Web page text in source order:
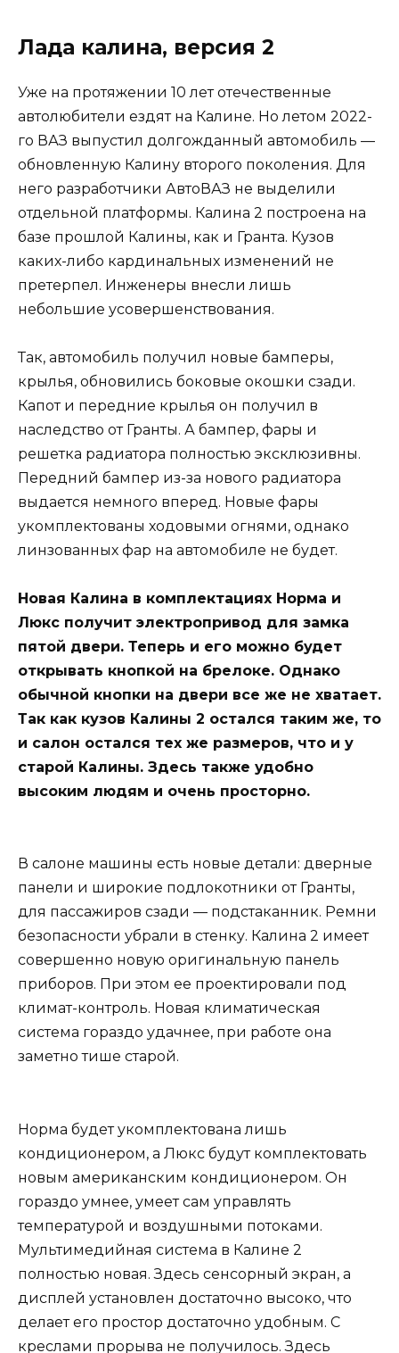
Лада калина, версия 2
Уже на протяжении 10 лет отечественные
автолюбители ездят на Калине. Но летом 2022-
го ВАЗ выпустил долгожданный автомобиль —
обновленную Калину второго поколения. Для
него разработчики АвтоВАЗ не выделили
отдельной платформы. Калина 2 построена на
базе прошлой Калины, как и Гранта. Кузов
каких-либо кардинальных изменений не
претерпел. Инженеры внесли лишь
небольшие усовершенствования.
Так, автомобиль получил новые бамперы,
крылья, обновились боковые окошки сзади.
Капот и передние крылья он получил в
наследство от Гранты. А бампер, фары и
решетка радиатора полностью эксклюзивны.
Передний бампер из-за нового радиатора
выдается немного вперед. Новые фары
укомплектованы ходовыми огнями, однако
линзованных фар на автомобиле не будет.
Новая Калина в комплектациях Норма и
Люкс получит электропривод для замка
пятой двери. Теперь и его можно будет
открывать кнопкой на брелоке. Однако
обычной кнопки на двери все же не хватает.
Так как кузов Калины 2 остался таким же, то
и салон остался тех же размеров, что и у
старой Калины. Здесь также удобно
высоким людям и очень просторно.
В салоне машины есть новые детали: дверные
панели и широкие подлокотники от Гранты,
для пассажиров сзади — подстаканник. Ремни
безопасности убрали в стенку. Калина 2 имеет
совершенно новую оригинальную панель
приборов. При этом ее проектировали под
климат-контроль. Новая климатическая
система гораздо удачнее, при работе она
заметно тише старой.
Норма будет укомплектована лишь
кондиционером, а Люкс будут комплектовать
новым американским кондиционером. Он
гораздо умнее, умеет сам управлять
температурой и воздушными потоками.
Мультимедийная система в Калине 2
полностью новая. Здесь сенсорный экран, а
дисплей установлен достаточно высоко, что
делает его простор достаточно удобным. С
креслами прорыва не получилось. Здесь